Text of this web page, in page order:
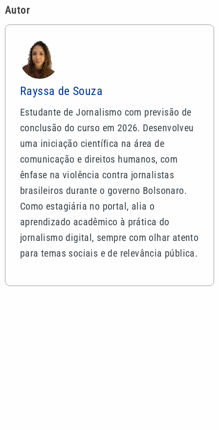
Autor
Rayssa de Souza
Estudante de Jornalismo com previsão de
conclusão do curso em 2026. Desenvolveu
uma iniciação científica na área de
comunicação e direitos humanos, com
ênfase na violência contra jornalistas
brasileiros durante o governo Bolsonaro.
Como estagiária no portal, alia o
aprendizado acadêmico à prática do
jornalismo digital, sempre com olhar atento
para temas sociais e de relevância pública.